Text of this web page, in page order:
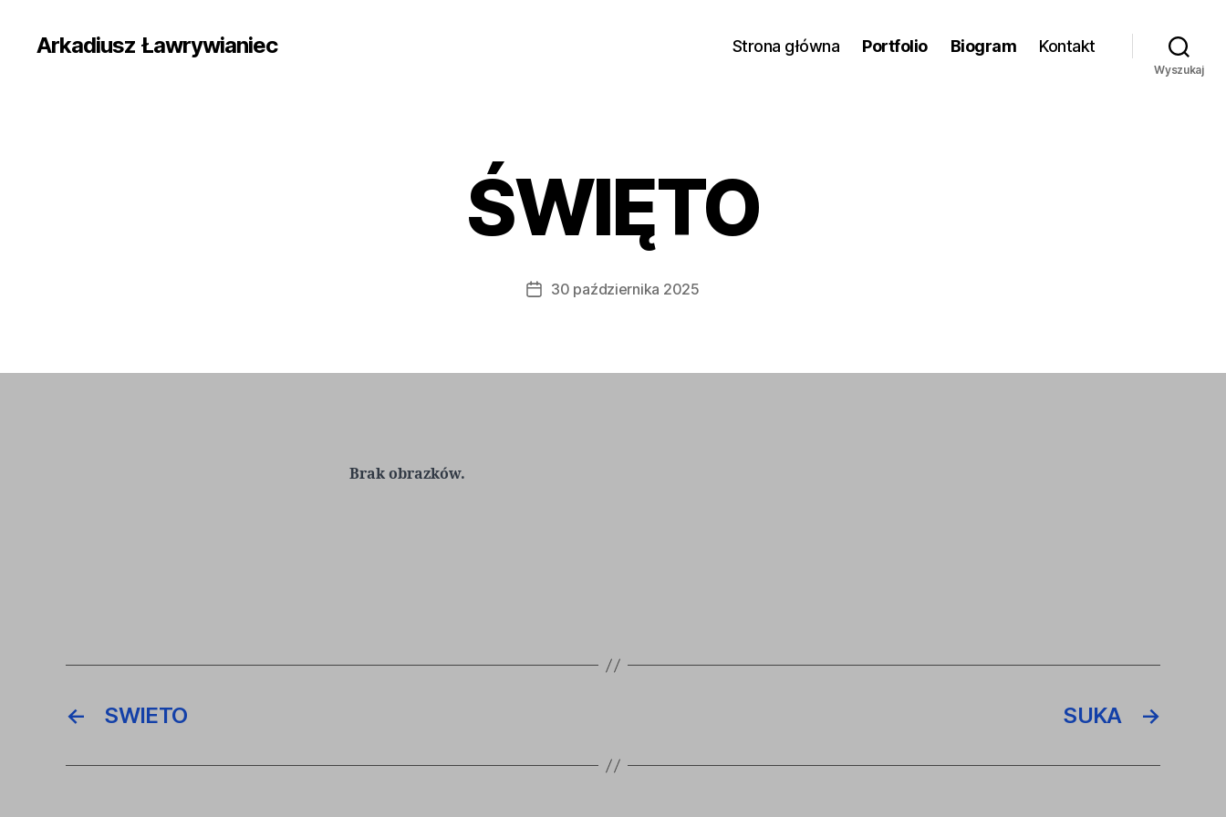
Arkadiusz Ławrywianiec Strona główna Portfolio Biogram Kontakt
Wyszukaj
ŚWIĘTO
Data30 października 2025
Brak obrazków.
← SWIETO →
SUKA